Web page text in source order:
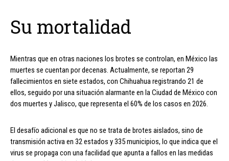
Su mortalidad
Mientras que en otras naciones los brotes se controlan, en México las
muertes se cuentan por decenas. Actualmente, se reportan 29
fallecimientos en siete estados, con Chihuahua registrando 21 de
ellos, seguido por una situación alarmante en la Ciudad de México con
dos muertes y Jalisco, que representa el 60% de los casos en 2026.
El desafío adicional es que no se trata de brotes aislados, sino de
transmisión activa en 32 estados y 335 municipios, lo que indica que el
virus se propaga con una facilidad que apunta a fallos en las medidas